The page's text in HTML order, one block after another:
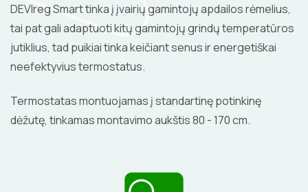
DEVIreg Smart tinka į įvairių gamintojų apdailos rėmelius,
tai pat gali adaptuoti kitų gamintojų grindų temperatūros
jutiklius, tad puikiai tinka keičiant senus ir energetiškai
neefektyvius termostatus.
Termostatas montuojamas į standartinę potinkinę
dėžutę, tinkamas montavimo aukštis 80 - 170 cm.